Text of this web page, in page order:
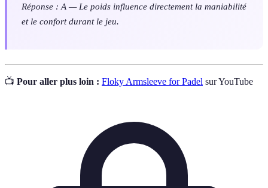
Réponse : A — Le poids influence directement la maniabilité
et le confort durant le jeu.
📺 Pour aller plus loin : Floky Armsleeve for Padel sur YouTube